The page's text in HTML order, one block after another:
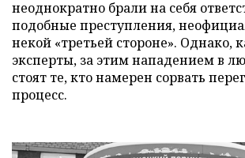
неоднократно брали на себя
подобные преступления,
некой «третьей стороне». Однако,
эксперты, за этим нападением в
стоят те, кто намерен сорвать
процесс.